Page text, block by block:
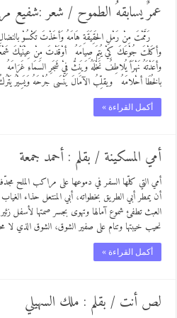
عمرٌ يسابقهُ الطموح / شعر :شفيع
رَمَّمْتَ مِنْ رَمْلِ الحَقِيَقَةِ هَامَهُ وَأخَذْتَ تَكْسُوْ
وأكَلْتَ جُوْعَكَ كِيْ يُتِمَ صِيامَهُ أوْقَدْتَ مِنْ عِيْنَيْكَ
وأعَدْتَهُ نَهْرَاً يُلاطِفُ نَخْلَهُ وَيَنِثُّ فِيْ شَجَرِ السَمَاءِ غَرَامَهُ
بالخُطَا أحْلامَهُ ويقلِّبُ الآمَالَ يَنْسَى جُرْحَهُ وَيَسِيْرُ
أكمل القراءة »
أمي المسكينة / بقلم : أحمد جمعة
أمي التي كلّها السفر في دموعها على مراكب الملح
أن يمطر أبي الطريق بخطواته، أبي المنتعل حذاء
العبث تطفئ شموع آمالها وتهوى بجسر صمتها لأسفل
نحيب خيبتها وتنام على صفير الشوق، الشوق الذي لا
أكمل القراءة »
لص أنت / بقلم : ملك السهيلي